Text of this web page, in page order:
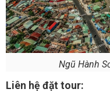
Ngũ Hành
Liên hệ đặt tour: